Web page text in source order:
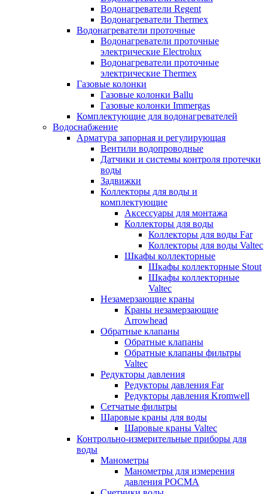
Водонагреватели Regent
Водонагреватели Thermex
Водонагреватели проточные
Водонагреватели проточные
электрические Electrolux
Водонагреватели проточные
электрические Thermex
Газовые колонки
Газовые колонки Ballu
Газовые колонки Immergas
Комплектующие для водонагревателей
Водоснабжение
Арматура запорная и регулирующая
Вентили водопроводные
Датчики и системы контроля протечки
воды
Задвижки
Коллекторы для воды и
комплектующие
Аксессуары для монтажа
Коллекторы для воды
Коллекторы для воды Far
Коллекторы для воды Valtec
Шкафы коллекторные
Шкафы коллекторные Stout
Шкафы коллекторные
Valtec
Незамерзающие краны
Краны незамерзающие
Arrowhead
Обратные клапаны
Обратные клапаны
Обратные клапаны фильтры
Valtec
Редукторы давления
Редукторы давления Far
Редукторы давления Kromwell
Сетчатые фильтры
Шаровые краны для воды
Шаровые краны Valtec
Контрольно-измерительные приборы для
воды
Манометры
Манометры для измерения
давления РОСМА